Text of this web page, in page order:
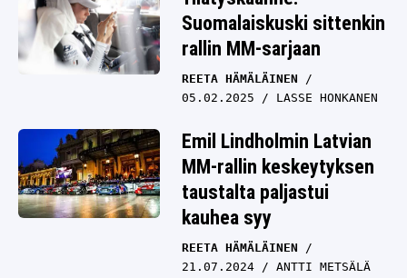
Suomalaiskuski sittenkin
rallin MM-sarjaan
REETA HÄMÄLÄINEN
05.02.2025
LASSE HONKANEN
Emil Lindholmin Latvian
MM-rallin keskeytyksen
taustalta paljastui
kauhea syy
REETA HÄMÄLÄINEN
21.07.2024
ANTTI METSÄLÄ